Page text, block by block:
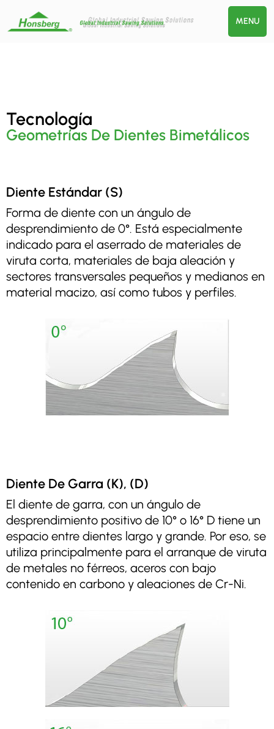
MENU
Tecnología
Geometrías De Dientes Bimetálicos
Diente Estándar (S)
Forma de diente con un ángulo de
desprendimiento de 0°. Está especialmente
indicado para el aserrado de materiales de
viruta corta, materiales de baja aleación y
sectores transversales pequeños y medianos en
material macizo, así como tubos y perfiles.
Diente De Garra (K), (D)
El diente de garra, con un ángulo de
desprendimiento positivo de 10° o 16° D tiene un
espacio entre dientes largo y grande. Por eso, se
utiliza principalmente para el arranque de viruta
de metales no férreos, aceros con bajo
contenido en carbono y aleaciones de Cr-Ni.